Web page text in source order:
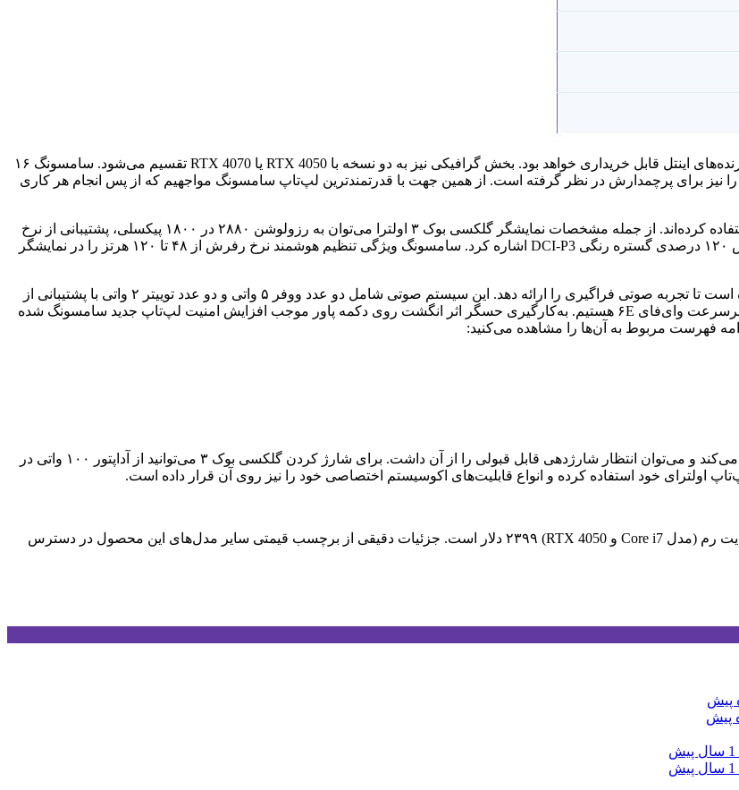
این لپ‌تاپ پرچمدار در دو مدل با پردازنده‌های Core i7 یا Core i9 از نسل ۱۳ پردازنده‌های اینتل قابل خریداری خواهد بود. بخش گرافیکی نیز به دو نسخه با RTX 4050 یا RTX 4070 تقسیم می‌شود. سامسونگ ۱۶
یا ۳۲ گیگابایت رم از نوع LPDDR5 به همراه ۵۱۲ یا ۱۰۲۴ گیگابایت حافظه SSD را نیز برای پرچمدارش در نظر گرفته است. از همین جهت با قدرتمندترین لپ‌تاپ سامسونگ مواجهیم که از پس انجام هر کاری
کره‌ای‌ها از نمایشگر ۱۶ اینچی Dynamic AMOLED 2X در این پرچمدار اولترا استفاده کرده‌اند. از جمله مشخصات نمایشگر گلکسی بوک ۳ اولترا می‌توان به رزولوشن ۲۸۸۰ در ۱۸۰۰ پیکسلی، پشتیبانی از نرخ
رفرش ۱۲۰ هرتزی، حداکثر روشنایی ۵۰۰ نیتی در پخش ویدیوهای HDR و پوشش ۱۲۰ درصدی گستره رنگی DCI-P3 اشاره کرد. سامسونگ ویژگی تنظیم هوشمند نرخ رفرش از ۴۸ تا ۱۲۰ هرتز را در نمایشگر
پرچمدار سری گلکسی بوک ۳ به اسپیکر چهارگانه با بهینه‌سازی AKG مجهز شده است تا تجربه صوتی فراگیری را ارائه دهد. این سیستم صوتی شامل دو عدد ووفر ۵ واتی و دو عدد توییتر ۲ واتی با پشتیبانی از
Dolby Atmos می‌شود. در بخش ارتباطات شاهد پشتیبانی از بلوتوث ۵.۱ و شبکه پرسرعت وای‌فای ۶E هستیم. به‌کارگیری حسگر اثر انگشت روی دکمه پاور موجب افزایش امنیت لپ‌تاپ جدید سامسونگ شده
لپ‌تاپ تازه‌وارد غول کره‌ای انرژی خود را از طریق باتری ۷۶ وات ساعتی تامین می‌کند و می‌توان انتظار شارژدهی قابل قبولی را از آن داشت. برای شارژ کردن گلکسی بوک ۳ می‌توانید از آداپتور ۱۰۰ واتی در
قیمت نسخه پایه گلکسی بوک ۳ اولترا با ۵۱۲ گیگابایت حافظه داخلی و ۱۶ گیگابایت رم (مدل Core i7 و RTX 4050) ۲۳۹۹ دلار است. جزئیات دقیقی از برچسب قیمتی سایر مدل‌های این محصول در دسترس
1 سال پیش
1 سال پیش